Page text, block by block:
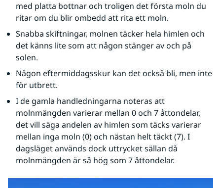
med platta bottnar och troligen det första moln du
ritar om du blir ombedd att rita ett moln.
Snabba skiftningar, molnen täcker hela himlen och
det känns lite som att någon stänger av och på
solen.
Någon eftermiddagsskur kan det också bli, men inte
för utbrett.
I de gamla handledningarna noteras att
molnmängden varierar mellan 0 och 7 åttondelar,
det vill säga andelen av himlen som täcks varierar
mellan inga moln (0) och nästan helt täckt (7). I
dagsläget används dock uttrycket sällan då
molnmängden är så hög som 7 åttondelar.